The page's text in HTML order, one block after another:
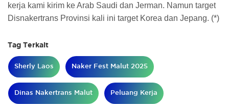
kerja kami kirim ke Arab Saudi dan Jerman. Namun target
Disnakertrans Provinsi kali ini target Korea dan Jepang. (*)
Tag Terkait
Sherly Laos Naker Fest Malut 2025
Dinas Nakertrans Malut Peluang Kerja